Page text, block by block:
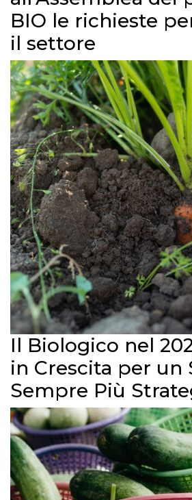
BIO le richieste
il settore
Il Biologico nel
in Crescita per un
Sempre Più